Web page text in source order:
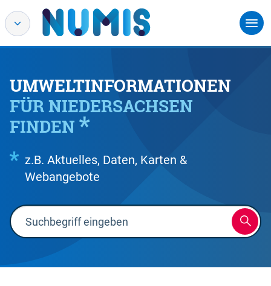
UMWELTINFORMATIONEN
FÜR NIEDERSACHSEN
FINDEN
z.B. Aktuelles, Daten, Karten &
Webangebote